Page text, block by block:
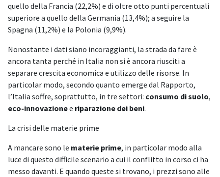
quello della Francia (22,2%) e di oltre otto punti percentuali
superiore a quello della Germania (13,4%); a seguire la
Spagna (11,2%) e la Polonia (9,9%).
Nonostante i dati siano incoraggianti, la strada da fare è
ancora tanta perché in Italia non si è ancora riusciti a
separare crescita economica e utilizzo delle risorse. In
particolar modo, secondo quanto emerge dal Rapporto,
l’Italia soffre, soprattutto, in tre settori: consumo di suolo,
eco-innovazionee riparazione dei beni.
La crisi delle materie prime
A mancare sono le materie prime, in particolar modo alla
luce di questo difficile scenario a cui il conflitto in corso ci ha
messo davanti. E quando queste si trovano, i prezzi sono alle